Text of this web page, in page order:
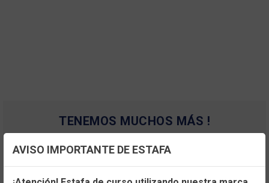
TENEMOS MUCHOS MÁS !
Registrateaquípara poder ver todo el
contenido y los precios.
Configuración de cookies
AVISO IMPORTANTE DE ESTAFA